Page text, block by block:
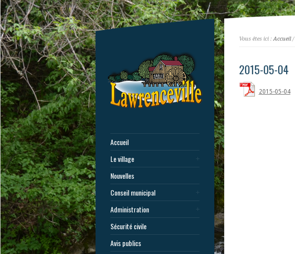
Accueil
Le village
Nouvelles
Conseil municipal
Administration
Sécurité civile
Avis publics
Vous êtes ici :Accueil/
2015-05-04
2015-05-04